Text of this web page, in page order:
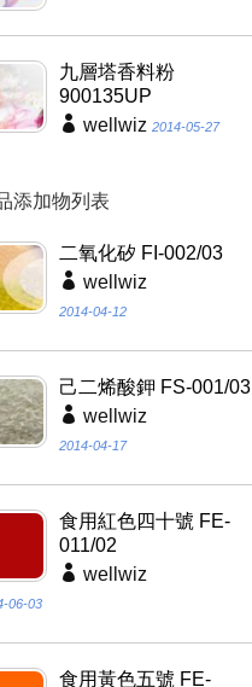
九層塔香料粉
900135UP
wellwiz 2014-05-27
添加物列表
二氧化矽 FI-002/03
wellwiz
2014-04-12
己二烯酸鉀 FS-001/03
wellwiz
2014-04-17
食用紅色四十號 FE-
011/02
wellwiz
06-03
食用黃色五號 FE-